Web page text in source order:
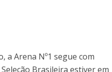
Arena Nº1 segue com
Brasileira estiver em